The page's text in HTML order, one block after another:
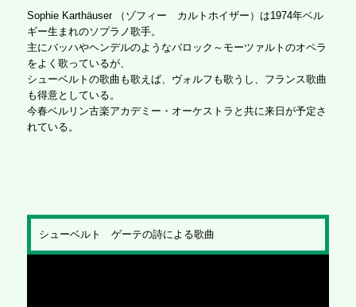
Sophie Karthäuser （ゾフィー カルトホイザー）は1974年ベル
ギー生まれのソプラノ歌手。
主にバッハやヘンデルのようなバロック～モーツァルトのオペラ
をよく歌っているが、
シューベルトの歌曲も歌えば、ヴォルフも歌うし、フランス歌曲
も得意としている。
今春ベルリン古楽アカデミー・オーケストラと共に来日が予定さ
れている。
シューベルト ゲーテの詩による歌曲